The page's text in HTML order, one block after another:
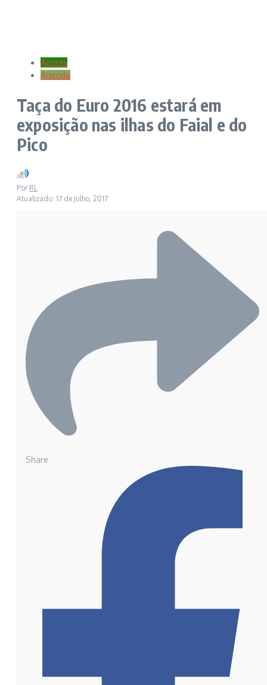
Açores
Agenda
Taça do Euro 2016 estará em
exposição nas ilhas do Faial e do
Pico
Por RL
Atualizado: 17 de Julho, 2017
Share